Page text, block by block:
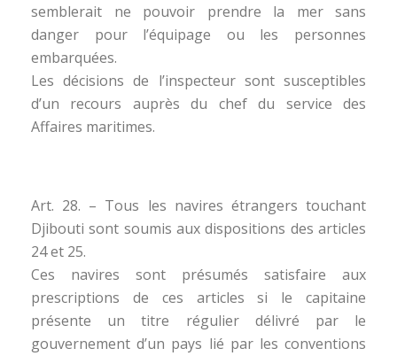
semblerait ne pouvoir prendre la mer sans
danger pour l’équipage ou les personnes
embarquées.
Les décisions de l’inspecteur sont susceptibles
d’un recours auprès du chef du service des
Affaires maritimes.
Art. 28. – Tous les navires étrangers touchant
Djibouti sont soumis aux dispositions des articles
24 et 25.
Ces navires sont présumés satisfaire aux
prescriptions de ces articles si le capitaine
présente un titre régulier délivré par le
gouvernement d’un pays lié par les conventions